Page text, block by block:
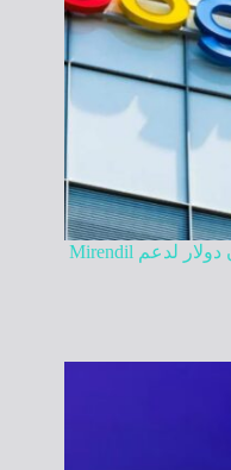
جوجل كلاود تستثمر بأكثر من 100 مليون دولار لدعم Mirendil